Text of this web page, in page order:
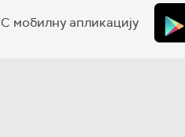
мобилну апликацију